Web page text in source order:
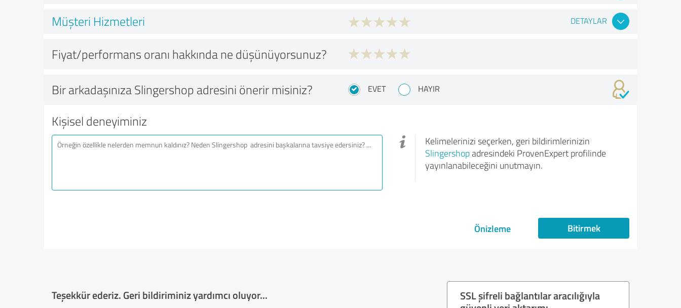
Müşteri Hizmetleri DETAYLAR
Fiyat/performans oranı hakkında ne düşünüyorsunuz?
Bir arkadaşınıza Slingershop adresini önerir misiniz? EVET HAYIR
Kişisel deneyiminiz
Kelimelerinizi seçerken, geri bildirimlerinizin
Slingershopadresindeki ProvenExpert profilinde
yayınlanabileceğini unutmayın.
Önizleme Bitirmek
Teşekkür ederiz. Geri bildiriminiz yardımcı oluyor...
SSL şifreli bağlantılar aracılığıyla